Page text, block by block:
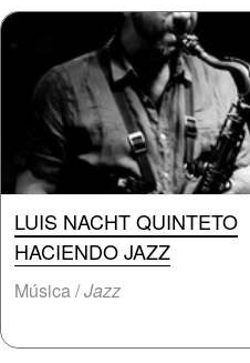
LUIS NACHT QUINTETO
HACIENDO JAZZ
Música /Jazz